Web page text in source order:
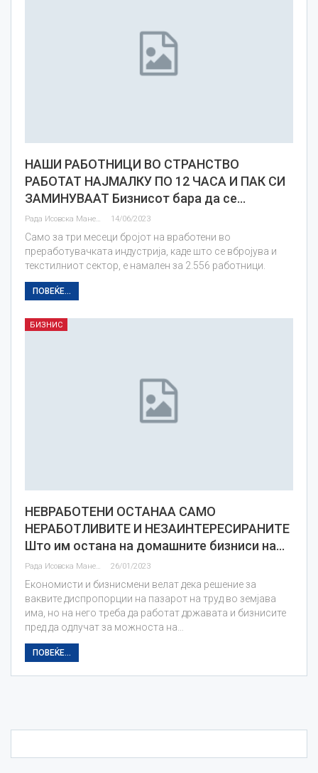
НАШИ РАБОТНИЦИ ВО СТРАНСТВО
РАБОТАТ НАЈМАЛКУ ПО 12 ЧАСА И ПАК СИ
ЗАМИНУВААТ Бизнисот бара да се…
Рада Исовска Маневска 14/06/2023
Само за три месеци бројот на вработени во
преработувачката индустрија, каде што се вбројува и
текстилниот сектор, е намален за 2.556 работници.
ПОВЕЌЕ...
БИЗНИС
НЕВРАБОТЕНИ ОСТАНАА САМО
НЕРАБОТЛИВИТЕ И НЕЗАИНТЕРЕСИРАНИТЕ
Што им остана на домашните бизниси на…
Рада Исовска Маневска 26/01/2023
Економисти и бизнисмени велат дека решение за
ваквите диспропорции на пазарот на труд во земјава
има, но на него треба да работат државата и бизнисите
пред да одлучат за можноста на…
ПОВЕЌЕ...